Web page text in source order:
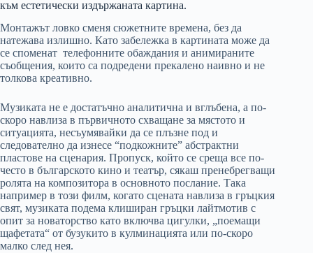
към естетически издържаната картина.
Монтажът ловко сменя сюжетните времена, без да
натежава излишно. Като забележка в картината може да
се споменат телефонните обаждания и анимираните
съобщения, които са подредени прекалено наивно и не
толкова креативно.
Музиката не е достатъчно аналитична и вглъбена, а по-
скоро навлиза в първичното схващане за мястото и
ситуацията, несъумявайки да се плъзне под и
следователно да изнесе “подкожните” абстрактни
пластове на сценария. Пропуск, който се среща все по-
често в българското кино и театър, сякаш пренебрегващи
ролята на композитора в основното послание. Така
например в този филм, когато сцената навлиза в гръцкия
свят, музиката подема клиширан гръцки лайтмотив с
опит за новаторство като включва цигулки, „поемащи
щафетата“ от бузукито в кулминацията или по-скоро
малко след нея.